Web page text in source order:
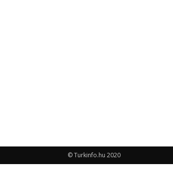
© Turkinfo.hu 2020